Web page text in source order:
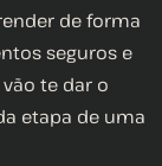
de forma
seguros e
te dar o
etapa de uma